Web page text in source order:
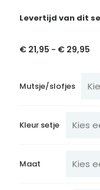
Levertijd van dit
€ 21,95 - € 29,95
€
Mutsje/slofjes
Kleur setje
Maat